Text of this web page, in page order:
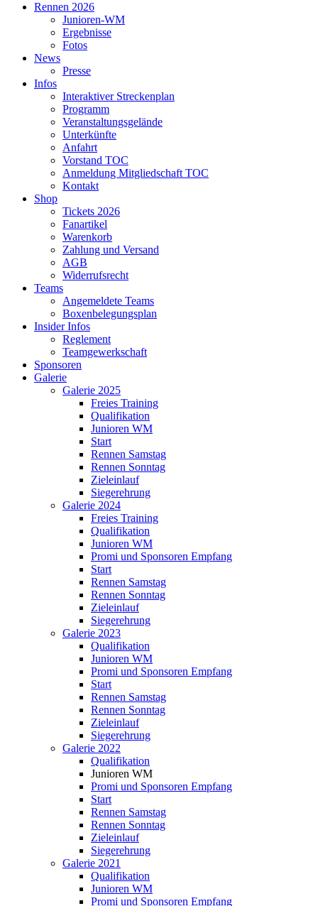
Rennen 2026
Junioren-WM
Ergebnisse
Fotos
News
Presse
Infos
Interaktiver Streckenplan
Programm
Veranstaltungsgelände
Unterkünfte
Anfahrt
Vorstand TOC
Anmeldung Mitgliedschaft TOC
Kontakt
Shop
Tickets 2026
Fanartikel
Warenkorb
Zahlung und Versand
AGB
Widerrufsrecht
Teams
Angemeldete Teams
Boxenbelegungsplan
Insider Infos
Reglement
Teamgewerkschaft
Sponsoren
Galerie
Galerie 2025
Freies Training
Qualifikation
Junioren WM
Start
Rennen Samstag
Rennen Sonntag
Zieleinlauf
Siegerehrung
Galerie 2024
Freies Training
Qualifikation
Junioren WM
Promi und Sponsoren Empfang
Start
Rennen Samstag
Rennen Sonntag
Zieleinlauf
Siegerehrung
Galerie 2023
Qualifikation
Junioren WM
Promi und Sponsoren Empfang
Start
Rennen Samstag
Rennen Sonntag
Zieleinlauf
Siegerehrung
Galerie 2022
Qualifikation
Junioren WM
Promi und Sponsoren Empfang
Start
Rennen Samstag
Rennen Sonntag
Zieleinlauf
Siegerehrung
Galerie 2021
Qualifikation
Junioren WM
Promi und Sponsoren Empfang